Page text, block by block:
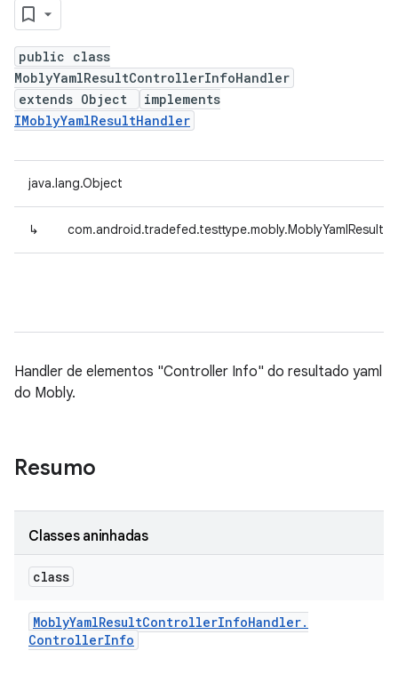
public class
MoblyYamlResultControllerInfoHandler
extends Object
implements
IMoblyYamlResultHandler
java.lang.Object
↳
Handler de elementos "Controller Info" do resultado yaml
do Mobly.
Resumo
Classes aninhadas
class
MoblyYamlResultControllerInfoHandler.
ControllerInfo